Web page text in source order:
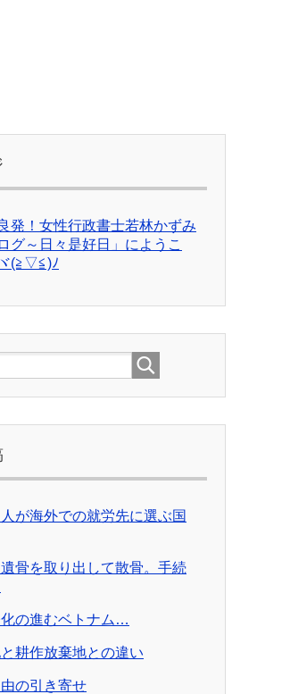
良発！女性行政書士若林かずみ
グ～日々是好日」にようこ
(≧▽≦)ﾉ
が海外での就労先に選ぶ国
骨を取り出して散骨。手続
の進むベトナム…
耕作放棄地との違い
の引き寄せ